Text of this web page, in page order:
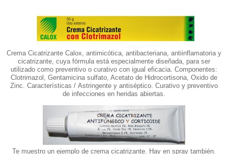
Crema Cicatrizante Calox, antimicótica, antibacteriana, antiinflamatoria y
cicatrizante, cuya fórmula está especialmente diseñada, para ser
utilizado como preventivo o curativo con igual eficacia. Componentes:
Clotrimazol, Gentamicina sulfato, Acetato de Hidrocortisona, Oxido de
Zinc. Características / Astringente y antiséptico. Curativo y preventivo
de infecciones en heridas abiertas.
Te muestro un ejemplo de crema cicatrizante. Hay en spray también.